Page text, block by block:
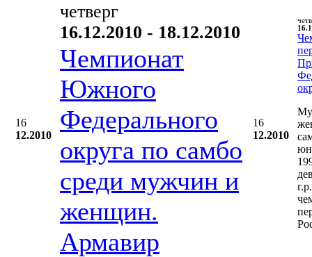
16
12.2010
четверг
16.12.2010 - 18.12.2010
Чемпионат
Южного
Федерального
округа по самбо
среди мужчин и
женщин.
Армавир
16
12.2010